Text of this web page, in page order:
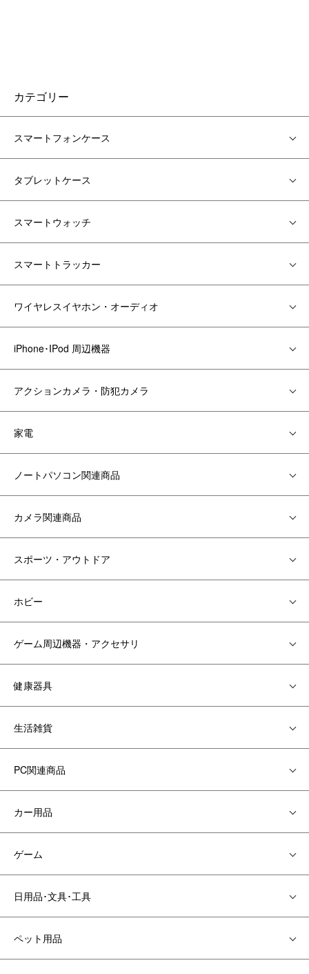
カテゴリー
スマートフォンケース
タブレットケース
スマートウォッチ
スマートトラッカー
ワイヤレスイヤホン・オーディオ
iPhone･IPod 周辺機器
アクションカメラ・防犯カメラ
家電
ノートパソコン関連商品
カメラ関連商品
スポーツ・アウトドア
ホビー
ゲーム周辺機器・アクセサリ
健康器具
生活雑貨
PC関連商品
カー用品
ゲーム
日用品･文具･工具
ペット用品